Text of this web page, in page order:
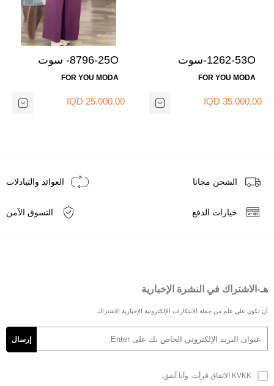
1262-53O-سوت
رسمي تنوره- اسود1
FOR YOU MODA
35.000,00 IQD
8796-25O- سوت
بنطرون - ماروني1
FOR YOU MODA
25.000,00 IQD
الشحن مجانا العوائد والتبادلات
خيارات الدفع التسوق الآمن
هـ-الاشتراك في النشرة الإخبارية
أن تكون على علم من حملة الابتكارات الإلكترونية الإخبارية الاشتراك.
KVKK الاتفاق قرأت, وأنا أتفق.